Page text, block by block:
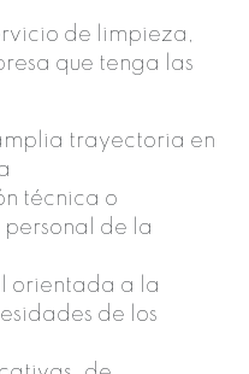
de limpieza,
que tenga las
trayectoria en
técnica o
de la
orientada a la
de los